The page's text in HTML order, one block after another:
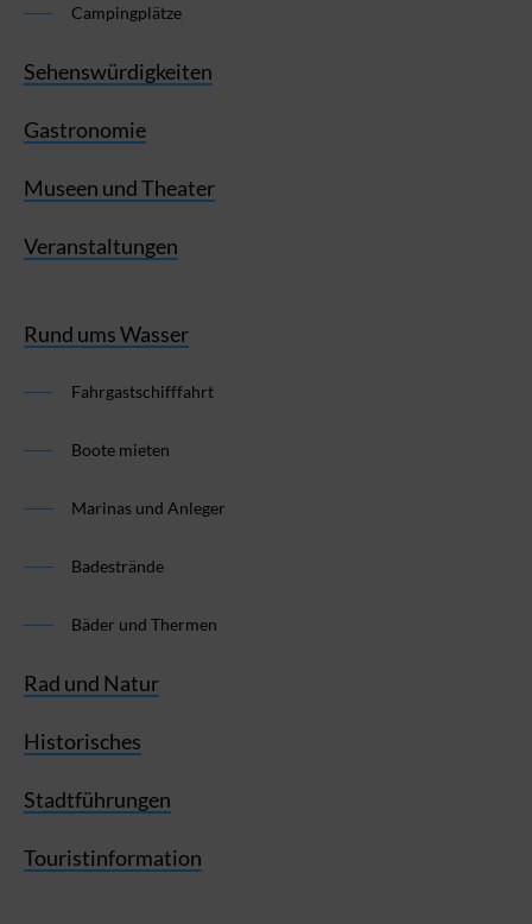
Campingplätze
Sehenswürdigkeiten
Gastronomie
Museen und Theater
Veranstaltungen
Rund ums Wasser
Fahrgastschifffahrt
Boote mieten
Marinas und Anleger
Badestrände
Bäder und Thermen
Rad und Natur
Historisches
Stadtführungen
Touristinformation